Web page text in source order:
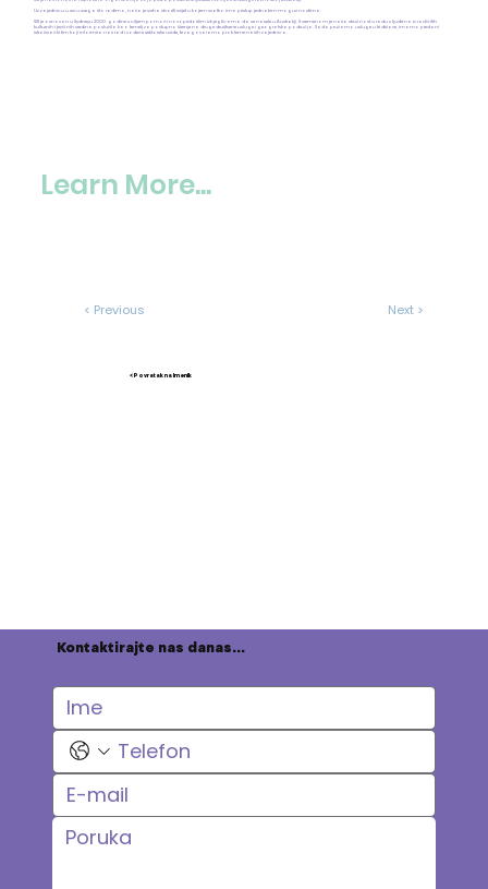
Next >
< Previous
Learn More...
Uz zajednicu u srcu svega što radimo, naša je svrha stvoriti svijet u kojem svatko ima pristup jednakim mogućnostima.
SSI je osnovan u Sydneyu 2000. godine s ciljem pomoći novopridošlim izbjeglicama da se nasele u Australiji. S vremenom je naša stručnost u radu s ljudima iz različitih
kulturnih i jezičnih sredina poslužila kao temelj za postupno širenje na druge društvene usluge i geografska područja. Sada pružamo usluge u tri države, imamo predani
istraživački tim koji informira naš rad i vodeće sektorske uvide, te zagovaramo probleme naših zajednica.
< Povratak na Imenik
Kontaktirajte nas danas...